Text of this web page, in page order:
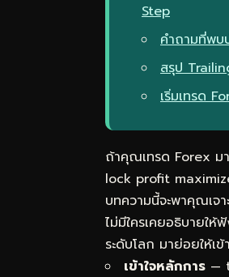
Step
คำถามที่พบ
สรุป
เริ่มเทรด
ถ้าคุณเทรด Forex ม
lock profit
บทความนี้จะพาคุณเจ
ไม่มีใครเคยอธิบายใ
ระดับโลก มาย่อยให้เ
เข้าใจหลักการ —